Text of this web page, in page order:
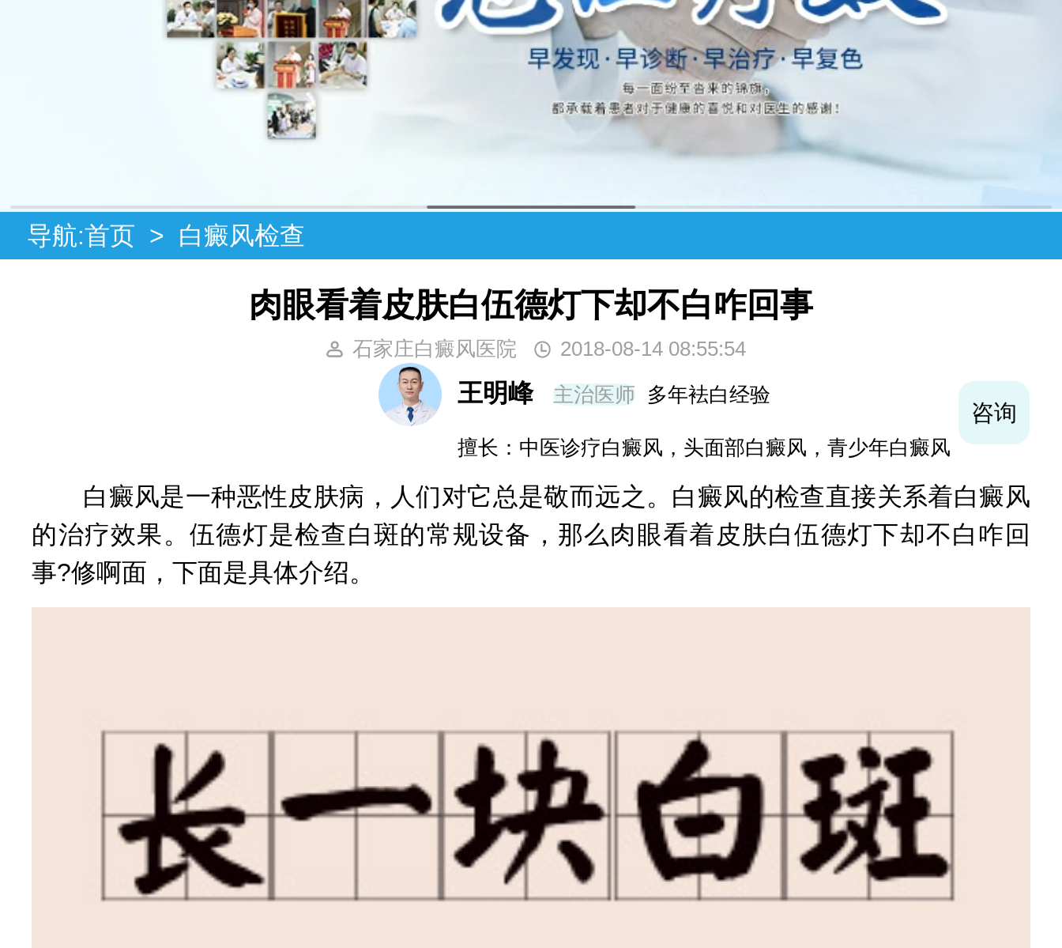
导航:首页 > 白癜风检查
肉眼看着皮肤白伍德灯下却不白咋回事
石家庄白癜风医院 2018-08-14 08:55:54
王明峰 主治医师 多年袪白经验
擅长：中医诊疗白癜风，头面部白癜风，青少年白癜风
咨询
白癜风是一种恶性皮肤病，人们对它总是敬而远之。白癜风的检查直接关系着白癜风
的治疗效果。伍德灯是检查白斑的常规设备，那么肉眼看着皮肤白伍德灯下却不白咋回
事?修啊面，下面是具体介绍。